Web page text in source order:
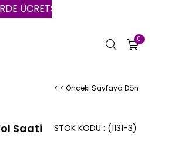
KARGO | VADE FARKSIZ 3
0
< < Önceki Sayfaya Dön
Saati (1131-3)
STOK KODU